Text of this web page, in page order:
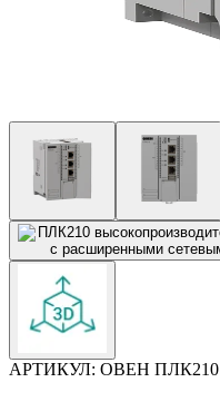
АРТИКУЛ: ОВЕН ПЛК210